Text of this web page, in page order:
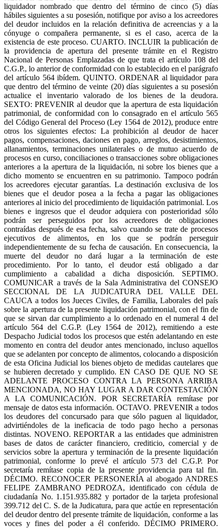
liquidador nombrado que dentro del término de cinco (5) días
hábiles siguientes a su posesión, notifique por aviso a los acreedores
del deudor incluidos en la relación definitiva de acreencias y a la
cónyuge o compañera permanente, si es el caso, acerca de la
existencia de este proceso. CUARTO. INCLUIR la publicación de
la providencia de apertura del presente trámite en el Registro
Nacional de Personas Emplazadas de que trata el artículo 108 del
C.G.P., lo anterior de conformidad con lo establecido en el parágrafo
del artículo 564 ibídem. QUINTO. ORDENAR al liquidador para
que dentro del término de veinte (20) días siguientes a su posesión
actualice el inventario valorado de los bienes de la deudora.
SEXTO: PREVENIR al deudor que la apertura de esta liquidación
patrimonial, de conformidad con lo consagrado en el artículo 565
del Código General del Proceso (Ley 1564 de 2012), produce entre
otros los siguientes efectos: La prohibición al deudor de hacer
pagos, compensaciones, daciones en pago, arreglos, desistimientos,
allanamientos, terminaciones unilaterales o de mutuo acuerdo de
procesos en curso, conciliaciones o transacciones sobre obligaciones
anteriores a la apertura de la liquidación, ni sobre los bienes que a
dicho momento se encuentren en su patrimonio. Tampoco podrán
los acreedores ejecutar garantías. La destinación exclusiva de los
bienes que el deudor posea a la fecha a pagar las obligaciones
anteriores al inicio del procedimiento de liquidación patrimonial. Los
bienes e ingresos que el deudor adquiera con posterioridad sólo
podrán ser perseguidos por los acreedores de obligaciones
contraídas después de esa fecha, salvo cuando se trate de procesos
ejecutivos de alimentos, en los que se podrán perseguir
independientemente de su fecha de causación. En consecuencia, la
muerte del deudor no dará lugar a la terminación de este
procedimiento. Por lo tanto, el deudor está obligado a dar
cumplimiento a cabalidad a dicha disposición. SEPTIMO.
COMUNICAR a través de la Sala Administrativa del CONSEJO
SECCIONAL DE LA JUDICATURA DEL VALLE DEL
CAUCA a todos los Jueces Civiles, de Familia, Laborales del país
sobre la apertura de la presente liquidación patrimonial, con el fin de
que se sirvan dar cumplimiento a lo ordenado en el numeral 4 del
artículo 564 del C.G.P. (Ley 1564 de 2012), remitiendo a este
Despacho Judicial todos los procesos que estén adelantando en este
momento en contra del deudor antes mencionado, incluso aquellos
que se adelanten por concepto de alimentos, colocando a disposición
de esta Oficina Judicial los bienes objeto de medidas cautelares que
se hubieren decretado y cumplido. EN CASO DE QUE NO SE
ADELANTE PROCESO CONTRA LA PERSONA ARRIBA
MENCIONADA, NO HAY LUGAR A DAR CONTESTACIÓN
A LA COMUNICACIÓN. POR SECRETARÍA remítase por
mensaje de datos esta información. OCTAVO. PREVENIR a todos
los deudores del concursado para que sólo paguen al liquidador,
advirtiéndoles de la ineficacia de todo pago hecho a personas
distintas. NOVENO. REPORTAR a las entidades que administren
bases de datos de carácter financiero, crediticio, comercial y de
servicios sobre la apertura y terminación de la presente liquidación
patrimonial, conforme lo prevé el artículo 573 del C.G.P. Por
secretaría remítase copia de la presente providencia para tal fin.
DÉCIMO. RECONOCER PERSONERÍA al abogado ANDRES
FELIPE ZAMBRANO PEDROZA, identificado con cédula de
ciudadanía No. 1.151.935.882 y portador de la tarjeta profesional
399.712 del C. S. de la Judicatura, para que actúe en representación
del deudor dentro del presente trámite de liquidación, conforme a las
voces y fines del poder a él conferido. DÉCIMO PRIMERO.